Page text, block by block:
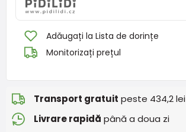
Adăugați la Lista de dorințe
Monitorizați prețul
Transport gratuit peste 434,2 lei
Livrare rapidă până a doua zi